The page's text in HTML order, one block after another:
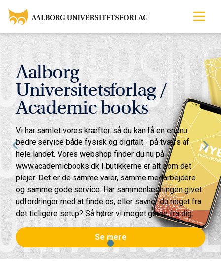
Aalborg
Universitetsforlag /
Academic books
Vi har samlet vores kræfter, så du kan få en endnu
bedre service både fysisk og digitalt - på tværs af
hele landet. Vores webshop finder du nu på
www.academicbooks.dk I butikkerne er alt som det
plejer: Det er de samme varer, samme medarbejdere
og samme gode service. Har sammenlægningen givet
udfordringer med at finde os, eller savner du noget fra
det tidligere setup? Så hører vi meget gerne fra dig.
Se mere